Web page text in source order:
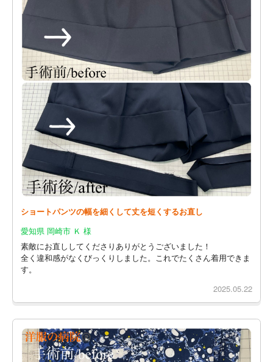
ショートパンツの幅を細くして丈を短くするお直し
愛知県 岡崎市 Ｋ 様
素敵にお直ししてくださりありがとうございました！
全く違和感がなくびっくりしました。これでたくさん着用できま
す。
2025.05.22